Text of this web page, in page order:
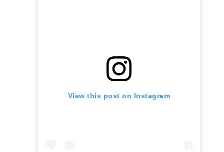
View this post on Instagram